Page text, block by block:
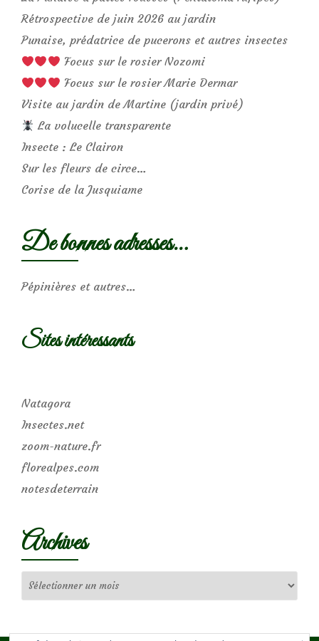
Rétrospective de juin 2026 au jardin
Punaise, prédatrice de pucerons et autres insectes
Focus sur le rosier Nozomi
Focus sur le rosier Marie Dermar
Visite au jardin de Martine (jardin privé)
La volucelle transparente
Insecte : Le Clairon
Sur les fleurs de circe…
Corise de la Jusquiame
De bonnes adresses…
Pépinières et autres…
Sites intéressants
Natagora
Insectes.net
zoom-nature.fr
florealpes.com
notesdeterrain
Archives